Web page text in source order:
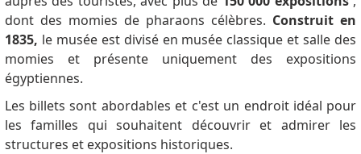
SINCE I AM WAITING FOR THE APPROVAL OF MY
6MONTH VISA ABOU 3 MONTH, HOW LONG I
SHOULD WAIT FOR THE 5 YEARS VISA IN THE
AIRPORT?? Please consider to fill all the information
are interested, but you discourage them to apply.
Mohit Kumardit:
dont des momies de pharaons célèbres. Construit en
1835, le musée est divisé en musée classique et salle des
momies et présente uniquement des expositions
égyptiennes.
Les billets sont abordables et c'est un endroit idéal pour
les familles qui souhaitent découvrir et admirer les
structures et expositions historiques.